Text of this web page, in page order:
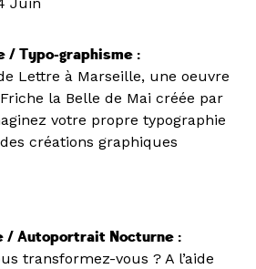
/ Typo-graphisme :
Lettre à Marseille, une oeuvre
la Belle de Mai créée par
votre propre typographie
créations graphiques
/ Autoportrait Nocturne :
transformez-vous ? A l’aide